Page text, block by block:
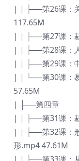
| | ├──第26课：
117.65M
| | ├──第27课：
| | ├──第28课：
| | ├──第29课：
| | └──第30课：
57.65M
| ├──第四章
| | ├──第31课：
| | ├──第32课：
形.mp4 47.61M